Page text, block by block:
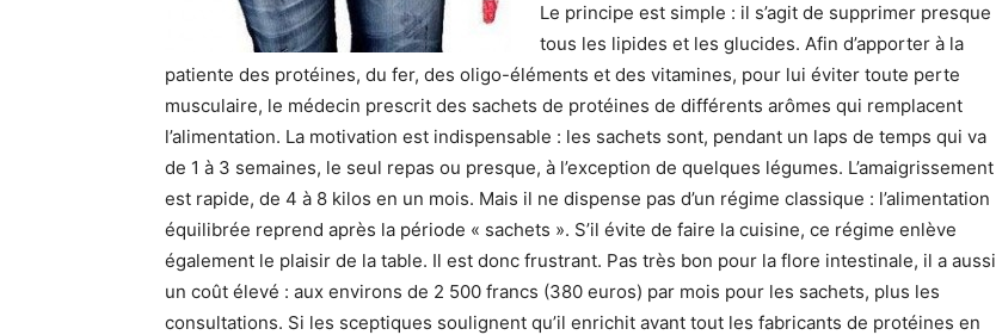
Le principe est simple : il s’agit de supprimer presque
tous les lipides et les glucides. Afin d’apporter à la
patiente des protéines, du fer, des oligo-éléments et des vitamines, pour lui éviter toute perte
musculaire, le médecin prescrit des sachets de protéines de différents arômes qui remplacent
l’alimentation. La motivation est indispensable : les sachets sont, pendant un laps de temps qui va
de 1 à 3 semaines, le seul repas ou presque, à l’exception de quelques légumes. L’amaigrissement
est rapide, de 4 à 8 kilos en un mois. Mais il ne dispense pas d’un régime classique : l’alimentation
équilibrée reprend après la période « sachets ». S’il évite de faire la cuisine, ce régime enlève
également le plaisir de la table. Il est donc frustrant. Pas très bon pour la flore intestinale, il a aussi
un coût élevé : aux environs de 2 500 francs (380 euros) par mois pour les sachets, plus les
consultations. Si les sceptiques soulignent qu’il enrichit avant tout les fabricants de protéines en